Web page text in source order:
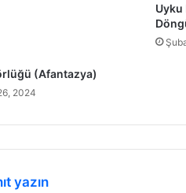
Uyku
(Afantazya)
2024
yazın